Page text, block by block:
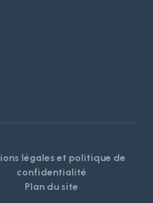
légales et politique de
confidentialité
Plan du site